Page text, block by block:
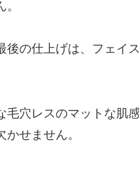
後の仕上げは、フェイ
毛穴レスのマットな肌
せません。